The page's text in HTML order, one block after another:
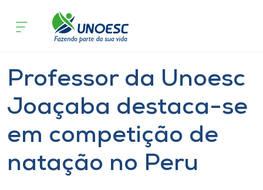
Cursos
Pesquisa
Atendimento ao Estudante
Portal de Ensino
Professor
Professor da Unoesc
Joaçaba destaca-se
em competição de
natação no Peru